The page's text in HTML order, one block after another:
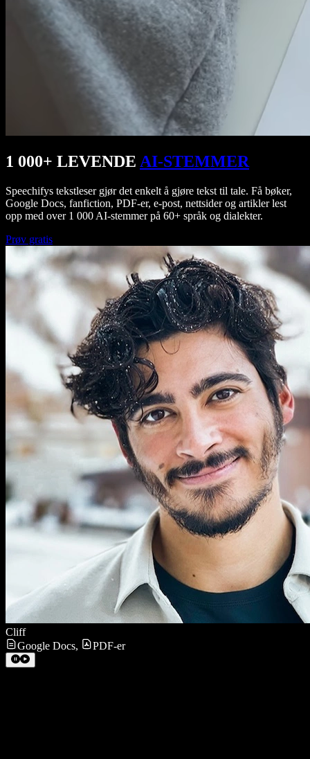
1 000+ LEVENDE AI-STEMMER
Speechifys tekstleser gjør det enkelt å gjøre tekst til tale. Få bøker,
Google Docs, fanfiction, PDF-er, e-post, nettsider og artikler lest
opp med over 1 000 AI-stemmer på 60+ språk og dialekter.
Prøv gratis
Cliff
Google Docs, PDF-er